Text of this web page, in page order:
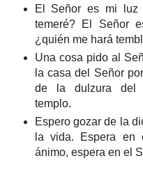
El Señor es mi luz
temeré? El Señor
¿quién me hará
Una cosa pido al
la casa del Señor
de la dulzura del
templo.
Espero gozar de la
la vida. Espera en
ánimo, espera en el